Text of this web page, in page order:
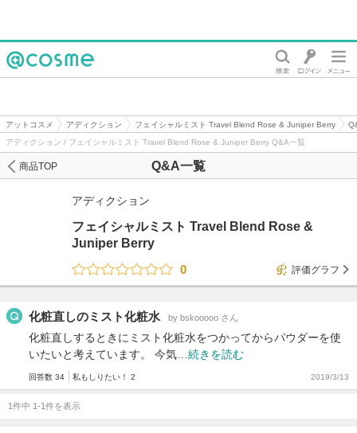
アットコスメ アディクション フェイシャルミスト Travel Blend Rose & Juniper Berry
アディクション / フェイシャルミスト Travel Blend Rose & Juniper Berry Q&A一覧
Q&A一覧
商品TOP
アディクション
フェイシャルミスト Travel Blend Rose &
Juniper Berry
0
評価グラフ
化粧直しのミスト化粧水 by bskooooo さん
化粧直しするときにミスト化粧水をつかってからパウダーを使
いたいと考えています。 今気… 続きを読む
回答数 34 私もしりたい！ 2 2019/3/13
1件中 1-1件を表示